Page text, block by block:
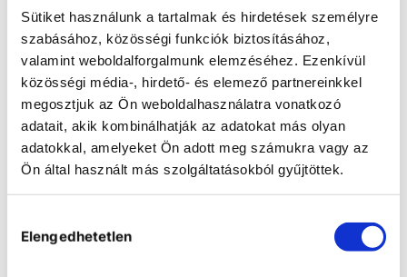
Sütiket használunk a tartalmak és hirdetések személyre
szabásához, közösségi funkciók biztosításához,
valamint weboldalforgalmunk elemzéséhez. Ezenkívül
közösségi média-, hirdető- és elemező partnereinkkel
megosztjuk az Ön weboldalhasználatra vonatkozó
adatait, akik kombinálhatják az adatokat más olyan
adatokkal, amelyeket Ön adott meg számukra vagy az
Ön által használt más szolgáltatásokból gyűjtöttek.
kiválasztása
Elengedhetetlen
A lamináris fülkék szabályozott
munkafelületet biztosítanak a steril
munkaterületet igénylő
alkalmazásokhoz, míg a
szennyeződések bejutását a felületen
keresztül folyamatosan szűrt levegő
akadályozza meg.
Az Esco lamináris fülkék az
ergonomikus tervezést ötvözik a
robusztus kivitelezéssel. Hosszú távú
megbízhatóságot és maximális
felhasználói kényelmet biztosítanak,
így ideálisak elektronikai
előkészítéséhez és egyéb, steril